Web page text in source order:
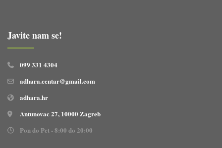
Javite nam se!
099 331 4304
adhara.centar@gmail.com
adhara.hr
Antunovac 27, 10000 Zagreb
Pon do Pet - 8:00 do 20:00